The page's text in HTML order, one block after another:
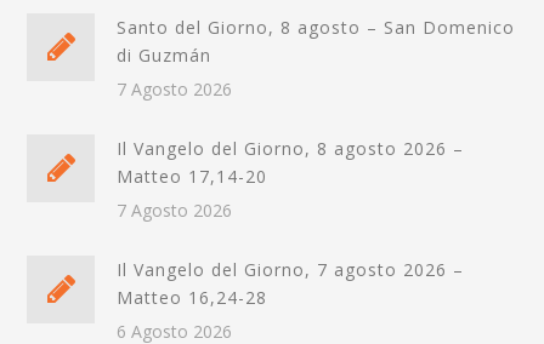
Santo del Giorno, 8 agosto – San Domenico
di Guzmán
7 Agosto 2026
Il Vangelo del Giorno, 8 agosto 2026 –
Matteo 17,14-20
7 Agosto 2026
Il Vangelo del Giorno, 7 agosto 2026 –
Matteo 16,24-28
6 Agosto 2026